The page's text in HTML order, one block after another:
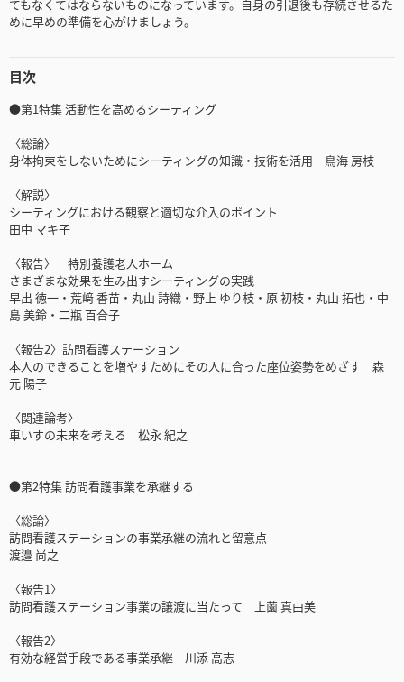
てもなくてはならないものになっています。自身の引退後も存続させるた
めに早めの準備を心がけましょう。
目次
●第1特集 活動性を高めるシーティング
〈総論〉
身体拘束をしないためにシーティングの知識・技術を活用 鳥海 房枝
〈解説〉
シーティングにおける観察と適切な介入のポイント
田中 マキ子
〈報告〉 特別養護老人ホーム
さまざまな効果を生み出すシーティングの実践
早出 徳一・荒﨑 香苗・丸山 詩織・野上 ゆり枝・原 初枝・丸山 拓也・中
島 美鈴・二瓶 百合子
〈報告2〉訪問看護ステーション
本人のできることを増やすためにその人に合った座位姿勢をめざす 森
元 陽子
〈関連論考〉
車いすの未来を考える 松永 紀之
●第2特集 訪問看護事業を承継する
〈総論〉
訪問看護ステーションの事業承継の流れと留意点
渡邉 尚之
〈報告1〉
訪問看護ステーション事業の譲渡に当たって 上薗 真由美
〈報告2〉
有効な経営手段である事業承継 川添 高志